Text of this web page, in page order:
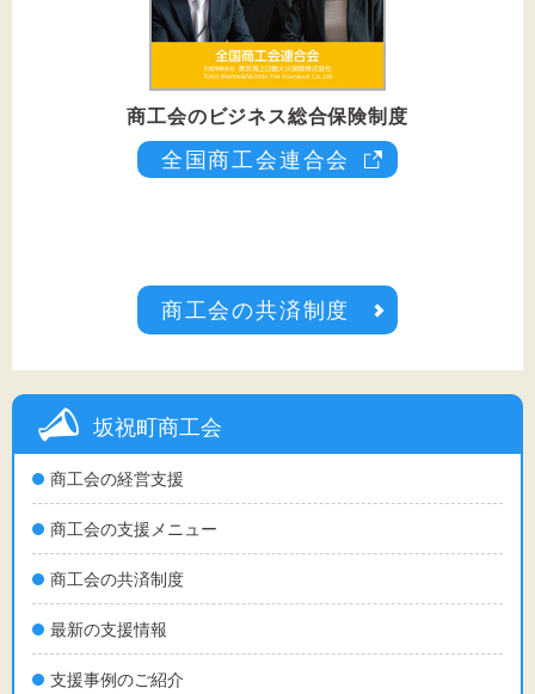
坂祝町商工会
商工会の経営支援
商工会の支援メニュー
商工会の共済制度
最新の支援情報
支援事例のご紹介
商工会のビジネス総合保険制度
全国商工会連合会
商工会の共済制度